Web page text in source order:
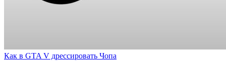
Как в GTA V дрессировать Чопа